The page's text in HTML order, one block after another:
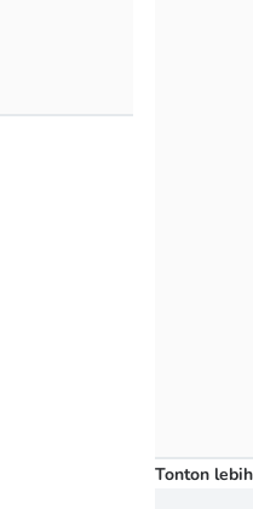
Tonton